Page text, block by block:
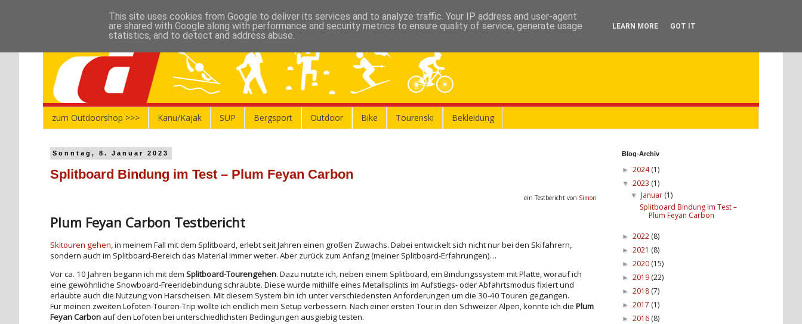
zum Outdoorshop >>> Kanu/Kajak SUP Bergsport Outdoor Bike Tourenski Bekleidung
Sonntag, 8. Januar 2023
Splitboard Bindung im Test – Plum Feyan Carbon
ein Testbericht von Simon
Plum Feyan Carbon Testbericht
Skitouren gehen, in meinem Fall mit dem Splitboard, erlebt seit Jahren einen großen Zuwachs. Dabei entwickelt sich nicht nur bei den Skifahrern,
sondern auch im Splitboard-Bereich das Material immer weiter. Aber zurück zum Anfang (meiner Splitboard-Erfahrungen)…
Vor ca. 10 Jahren begann ich mit dem Splitboard-Tourengehen. Dazu nutzte ich, neben einem Splitboard, ein Bindungssystem mit Platte, worauf ich
eine gewöhnliche Snowboard-Freeridebindung schraubte. Diese wurde mithilfe eines Metallsplints im Aufstiegs- oder Abfahrtsmodus fixiert und
erlaubte auch die Nutzung von Harscheisen. Mit diesem System bin ich unter verschiedensten Anforderungen um die 30-40 Touren gegangen.
Für meinen zweiten Lofoten-Touren-Trip wollte ich endlich mein Setup verbessern. Nach einer ersten Tour in den Schweizer Alpen, konnte ich die Plum
Feyan Carbon auf den Lofoten bei unterschiedlichsten Bedingungen ausgiebig testen.
Blog-Archiv
► 2024(1)
▼ 2023 (1)
▼Januar (1)
Splitboard Bindung im Test –
Plum Feyan Carbon
► 2022 (8)
► 2021 (8)
► 2020 (15)
► 2019 (22)
► 2018 (7)
► 2017 (1)
► 2016 (8)
This site uses cookies from Google to deliver its services and to analyze traffic. Your IP address and user-agent
are shared with Google along with performance and security metrics to ensure quality of service, generate usage
statistics, and to detect and address abuse.
LEARN MORE GOT IT